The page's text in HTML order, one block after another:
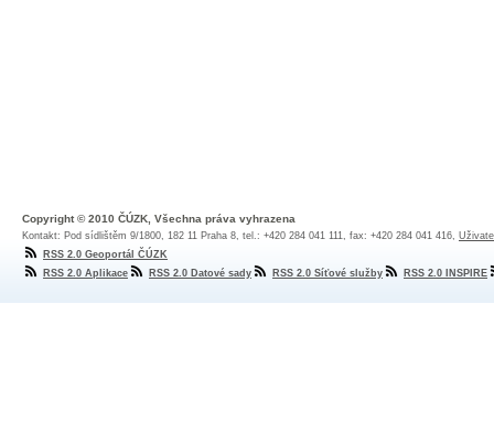
Copyright © 2010 ČÚZK, Všechna práva vyhrazena
Kontakt: Pod sídlištěm 9/1800, 182 11 Praha 8, tel.: +420 284 041 111, fax: +420 284 041 416,
RSS 2.0 Geoportál ČÚZK
RSS 2.0 Aplikace
RSS 2.0 Datové sady RSS 2.0 Síťové služby RSS 2.0 INSPIRE